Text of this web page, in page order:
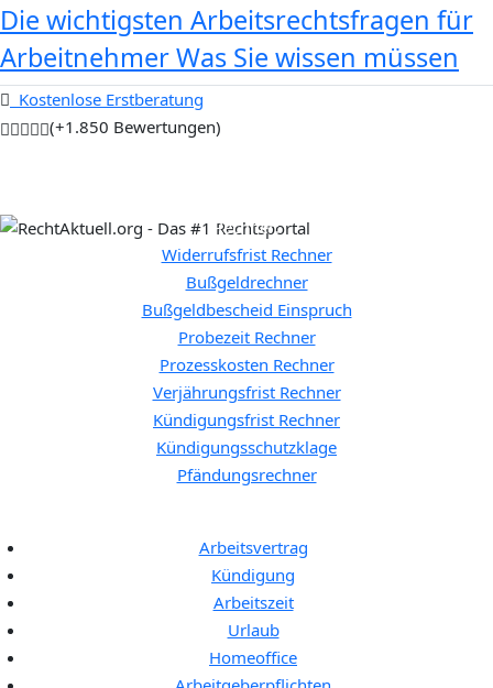
Die wichtigsten Arbeitsrechtsfragen für
Arbeitnehmer Was Sie wissen müssen
Kostenlose Erstberatung
(+1.850 Bewertungen)
Rechner:
Widerrufsfrist Rechner
Bußgeldrechner
Bußgeldbescheid Einspruch
Probezeit Rechner
Prozesskosten Rechner
Verjährungsfrist Rechner
Kündigungsfrist Rechner
Kündigungsschutzklage
Pfändungsrechner
Arbeitsvertrag
Kündigung
Arbeitszeit
Urlaub
Homeoffice